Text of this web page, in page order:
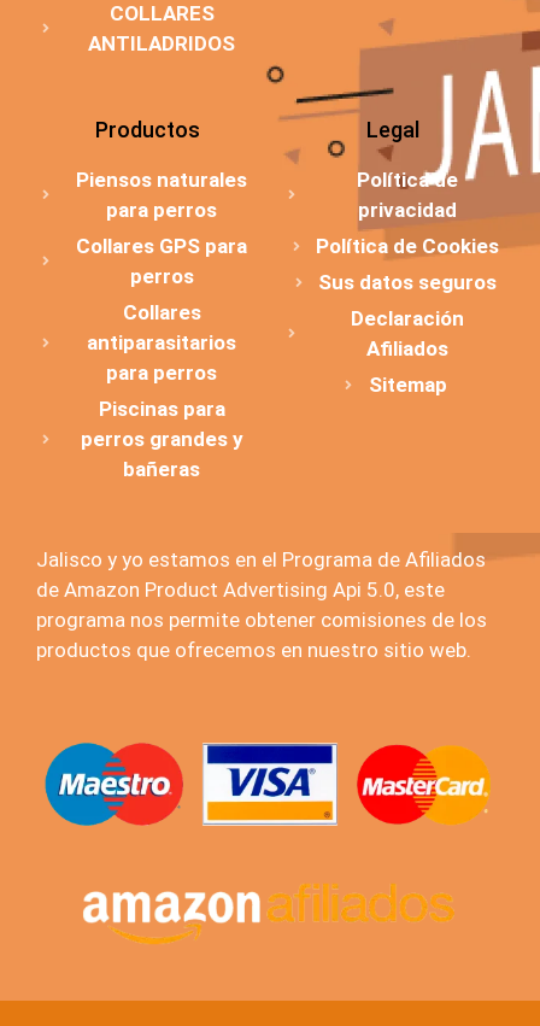
COLLARES
ANTILADRIDOS
Productos
Piensos naturales
para perros
Collares GPS para
perros
Collares
antiparasitarios
para perros
Piscinas para
perros grandes y
bañeras
Legal
Política de
privacidad
Política de Cookies
Sus datos seguros
Declaración
Afiliados
Sitemap
Jalisco y yo estamos en el Programa de Afiliados
de Amazon Product Advertising Api 5.0, este
programa nos permite obtener comisiones de los
productos que ofrecemos en nuestro sitio web.